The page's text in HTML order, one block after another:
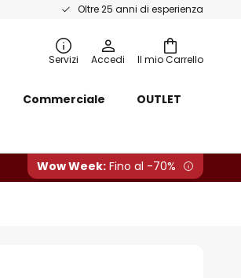
Oltre 25 anni di esperienza
Il mio Carrello
Servizi Accedi
Commerciale OUTLET
Wow Week: Fino al -70%